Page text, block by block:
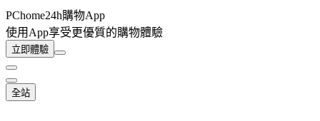
PChome24h購物App
使用App享受更優質的購物體驗
立即體驗
全站